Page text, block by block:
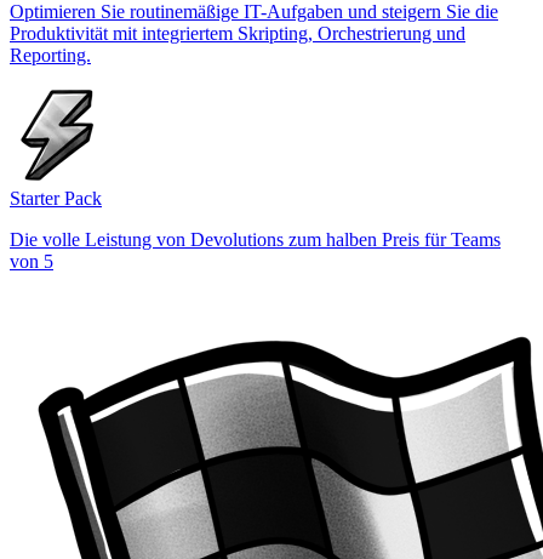
Optimieren Sie routinemäßige IT-Aufgaben und steigern Sie die
Produktivität mit integriertem Skripting, Orchestrierung und
Reporting.
Starter Pack
Die volle Leistung von Devolutions zum halben Preis für Teams
von 5